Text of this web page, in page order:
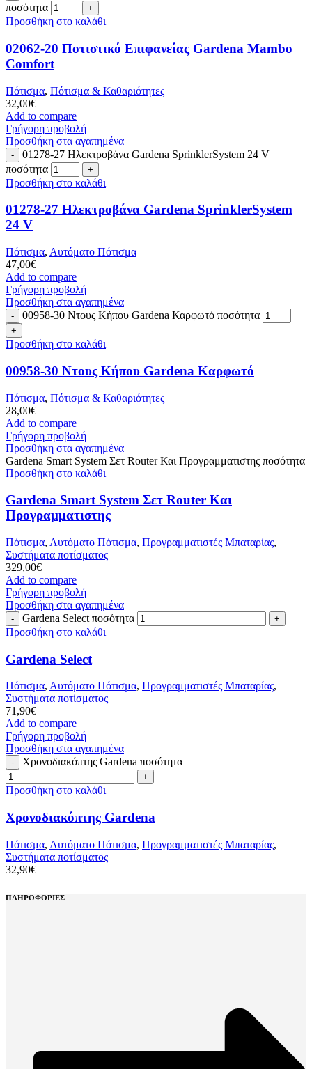
ποσότητα
Προσθήκη στο καλάθι
02062-20 Ποτιστικό Επιφανείας Gardena Mambo
Comfort
Πότισμα, Πότισμα & Καθαριότητες
32,00€
Add to compare
Γρήγορη προβολή
Προσθήκη στα αγαπημένα
01278-27 Ηλεκτροβάνα Gardena SprinklerSystem 24 V
ποσότητα
Προσθήκη στο καλάθι
01278-27 Ηλεκτροβάνα Gardena SprinklerSystem
24 V
Πότισμα, Αυτόματο Πότισμα
47,00€
Add to compare
Γρήγορη προβολή
Προσθήκη στα αγαπημένα
00958-30 Ντους Κήπου Gardena Καρφωτό ποσότητα
Προσθήκη στο καλάθι
00958-30 Ντους Κήπου Gardena Καρφωτό
Πότισμα, Πότισμα & Καθαριότητες
28,00€
Add to compare
Γρήγορη προβολή
Προσθήκη στα αγαπημένα
Gardena Smart System Σετ Router Και Προγραμματιστης ποσότητα
Προσθήκη στο καλάθι
Gardena Smart System Σετ Router Και
Προγραμματιστης
Πότισμα, Αυτόματο Πότισμα, Προγραμματιστές Μπαταρίας,
Συστήματα ποτίσματος
329,00€
Add to compare
Γρήγορη προβολή
Προσθήκη στα αγαπημένα
Gardena Select ποσότητα
Προσθήκη στο καλάθι
Gardena Select
Πότισμα, Αυτόματο Πότισμα, Προγραμματιστές Μπαταρίας,
Συστήματα ποτίσματος
71,90€
Add to compare
Γρήγορη προβολή
Προσθήκη στα αγαπημένα
Χρονοδιακόπτης Gardena ποσότητα
Προσθήκη στο καλάθι
Χρονοδιακόπτης Gardena
Πότισμα, Αυτόματο Πότισμα, Προγραμματιστές Μπαταρίας,
Συστήματα ποτίσματος
32,90€
ΠΛΗΡΟΦΟΡΙΕΣ